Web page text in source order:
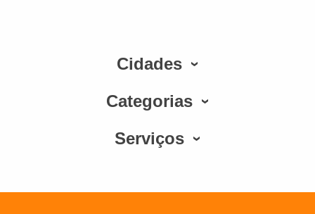
Cidades
Categorias
Serviços